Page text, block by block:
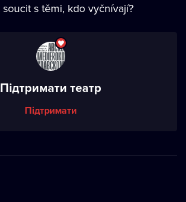
s těmi, kdo vyčnívají?
Підтримати театр
Підтримати